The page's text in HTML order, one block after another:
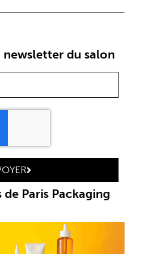
du salon
Paris Packaging